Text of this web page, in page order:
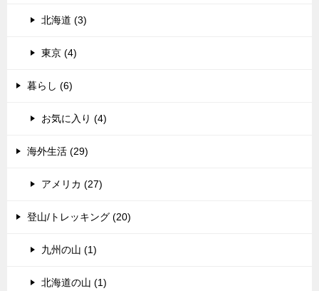
北海道 (3)
東京 (4)
暮らし (6)
お気に入り (4)
海外生活 (29)
アメリカ (27)
登山/トレッキング (20)
九州の山 (1)
北海道の山 (1)